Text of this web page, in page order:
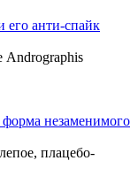
его анти-спайк
Andrographis
форма незаменимого
плацебо-